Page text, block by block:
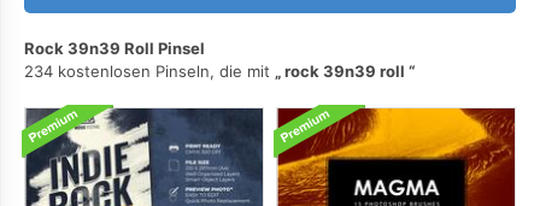
Rock 39n39 Roll Pinsel
234 kostenlosen Pinseln, die mit
rock 39n39 roll